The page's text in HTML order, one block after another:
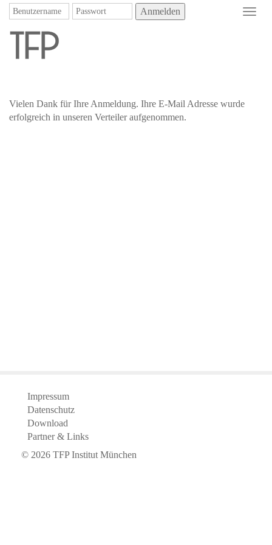
Anmelden
Vielen Dank für Ihre Anmeldung. Ihre E-Mail Adresse wurde
erfolgreich in unseren Verteiler aufgenommen.
© 2026 TFP Institut München
Impressum
Datenschutz
Download
Partner & Links